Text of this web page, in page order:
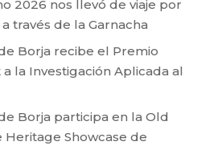
2026 nos llevó de viaje por
través de la Garnacha
Borja recibe el Premio
la Investigación Aplicada al
Borja participa en la Old
Heritage Showcase de